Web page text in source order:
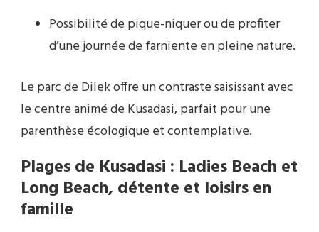
Possibilité de pique-niquer ou de profiter
d’une journée de farniente en pleine nature.
Le parc de Dilek offre un contraste saisissant avec
le centre animé de Kusadasi, parfait pour une
parenthèse écologique et contemplative.
Plages de Kusadasi : Ladies Beach et
Long Beach, détente et loisirs en
famille